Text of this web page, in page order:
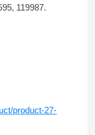
119987.
product-27-